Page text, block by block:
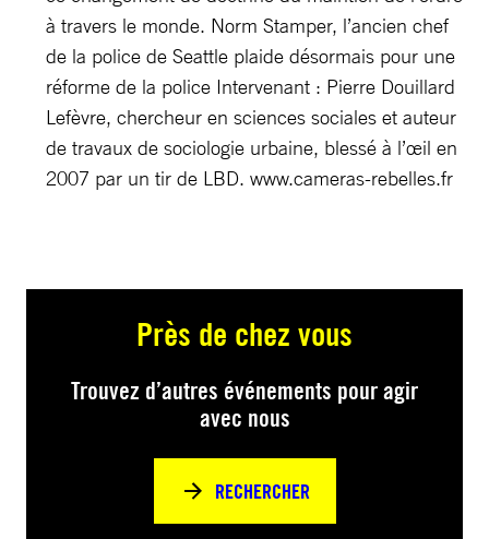
à travers le monde. Norm Stamper, l’ancien chef
de la police de Seattle plaide désormais pour une
réforme de la police Intervenant : Pierre Douillard
Lefèvre, chercheur en sciences sociales et auteur
de travaux de sociologie urbaine, blessé à l’œil en
2007 par un tir de LBD. www.cameras-rebelles.fr
Près de chez vous
Trouvez d’autres événements pour agir
avec nous
RECHERCHER